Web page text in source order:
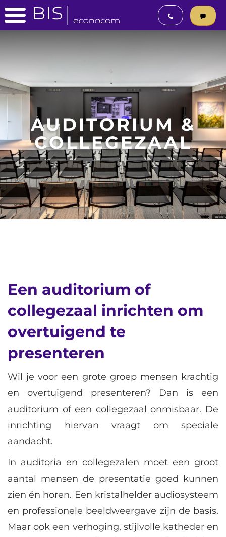
AUDITORIUM &
COLLEGEZAAL
Een auditorium of
collegezaal inrichten om
overtuigend te
presenteren
Wil je voor een grote groep mensen krachtig
en overtuigend presenteren? Dan is een
auditorium of een collegezaal onmisbaar. De
inrichting hiervan vraagt om speciale
aandacht.
In auditoria en collegezalen moet een groot
aantal mensen de presentatie goed kunnen
zien én horen. Een kristalhelder audiosysteem
en professionele beeldweergave zijn de basis.
Maar ook een verhoging, stijlvolle katheder en